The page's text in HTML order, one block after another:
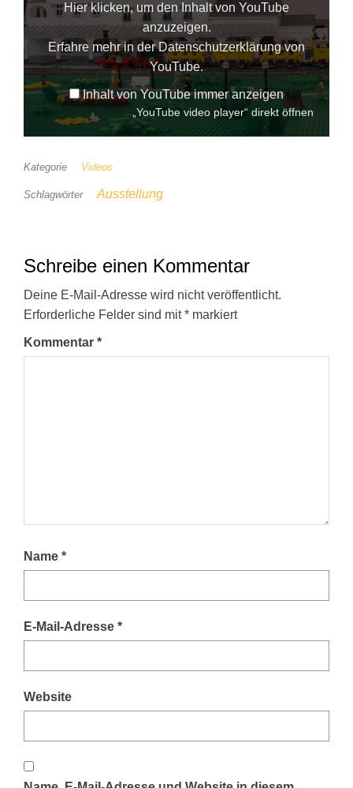
Hier klicken, um den Inhalt von YouTube
anzuzeigen.
Erfahre mehr in derDatenschutzerklärung von
YouTube.
Inhalt von YouTube immer anzeigen
„YouTube video player“ direkt öffnen
Kategorie Videos
Schlagwörter Ausstellung
Schreibe einen Kommentar
Deine E-Mail-Adresse wird nicht veröffentlicht.
Erforderliche Felder sind mit* markiert
Kommentar *
Name *
E-Mail-Adresse *
Website